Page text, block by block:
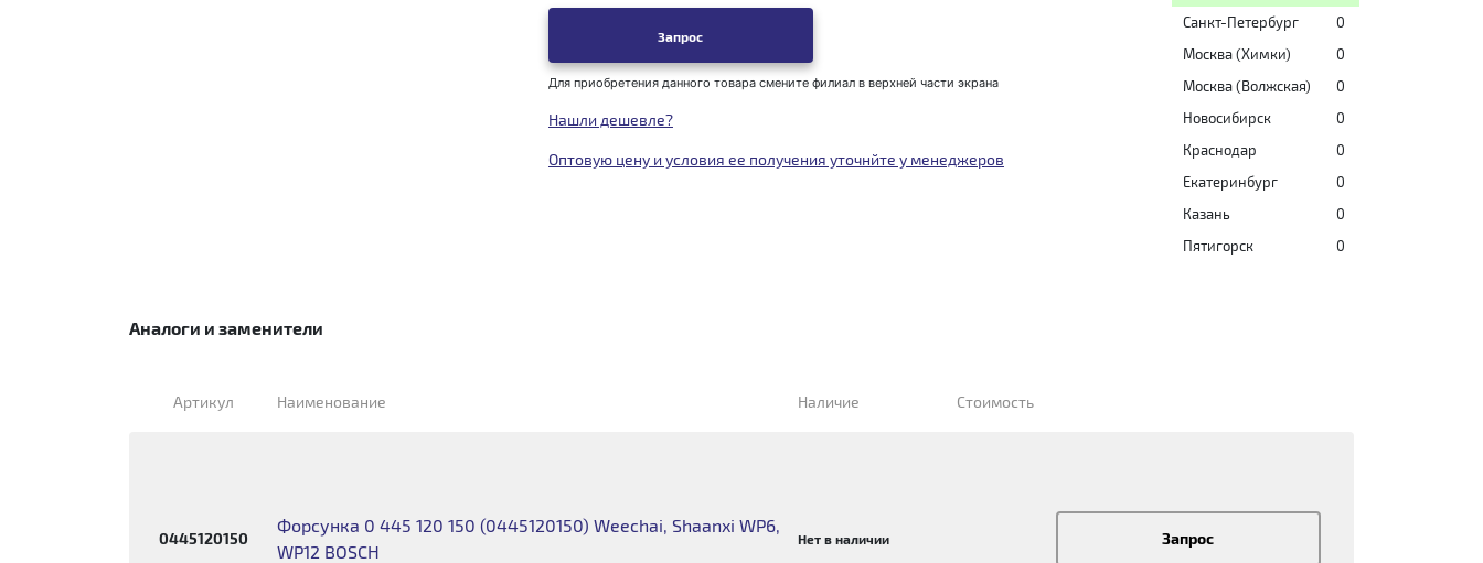
Запрос
Для приобретения данного товара смените филиал в верхней части экрана
Нашли дешевле?
Оптовую цену и условия ее получения уточнйте у менеджеров
Санкт-Петербург
0
Москва (Химки)
0
Москва (Волжская)
0
Новосибирск
0
Краснодар
0
Екатеринбург
0
Казань
0
Пятигорск
0
Аналоги и заменители
Артикул Наименование Наличие Стоимость
0445120150
Форсунка 0 445 120 150 (0445120150) Weechai, Shaanxi WP6,
WP12 BOSCH
Нет в наличии Запрос